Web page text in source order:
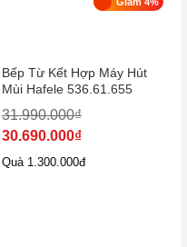
Bếp Từ Kết Hợp Máy Hút
Mùi Hafele 536.61.655
31.990.000₫
30.690.000₫
Quà 1.300.000đ